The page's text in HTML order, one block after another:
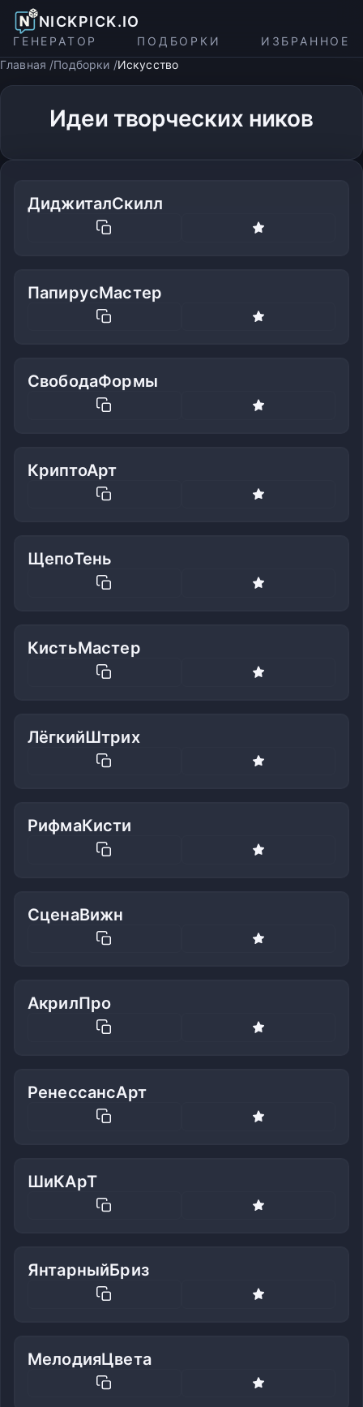
NICKPICK.IO
ГЕНЕРАТОР ПОДБОРКИ
ИЗБРАННОЕ
Главная
Подборки Искусство
Идеи творческих ников
ДиджиталСкилл
ПапирусМастер
СвободаФормы
КриптоАрт
ЩепоТень
КистьМастер
ЛёгкийШтрих
РифмаКисти
СценаВижн
АкрилПро
РенессансАрт
ШиКАрТ
ЯнтарныйБриз
МелодияЦвета